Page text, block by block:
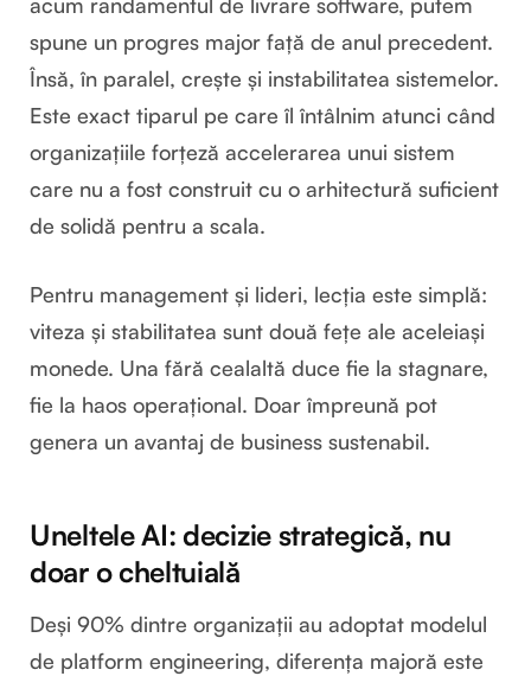
spune un progres major față de anul precedent.
Însă, în paralel, crește și instabilitatea sistemelor.
Este exact tiparul pe care îl întâlnim atunci când
organizațiile forțeză accelerarea unui sistem
care nu a fost construit cu o arhitectură suficient
de solidă pentru a scala.
Pentru management și lideri, lecția este simplă:
viteza și stabilitatea sunt două fețe ale aceleiași
monede. Una fără cealaltă duce fie la stagnare,
fie la haos operațional. Doar împreună pot
genera un avantaj de business sustenabil.
Uneltele AI: decizie strategică, nu
doar o cheltuială
Deși 90% dintre organizații au adoptat modelul
de platform engineering, diferența majoră este